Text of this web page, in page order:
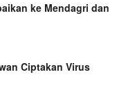
ke Mendagri dan
Ciptakan Virus